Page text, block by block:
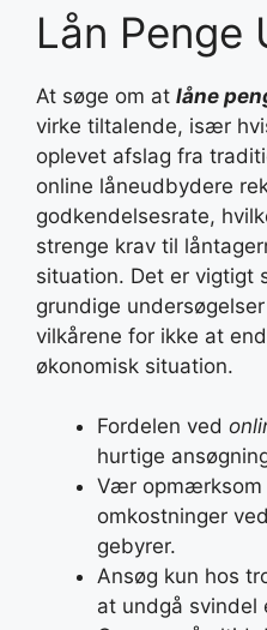
Lån Penge
At søge om at låne
virke tiltalende, især
oplevet afslag fra
online låneudbydere
godkendelsesrate,
strenge krav til
situation. Det er vigtigt
grundige
vilkårene for ikke at
økonomisk situation.
Fordelen ved
hurtige
Vær opmærksom
omkostninger
gebyrer.
Ansøg kun hos
at undgå svindel